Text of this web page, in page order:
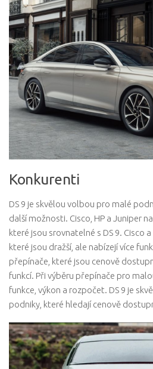
Konkurenti
DS 9 je skvělou volbou pro malé
další možnosti. Cisco, HP a Juniper
které jsou srovnatelné s DS 9. Cisco
které jsou dražší, ale nabízejí více
přepínače, které jsou cenově
funkcí. Při výběru přepínače pro
funkce, výkon a rozpočet. DS 9 je
podniky, které hledají cenově